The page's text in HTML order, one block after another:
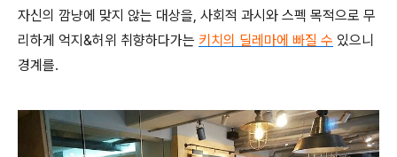
자신의 깜냥에 맞지 않는 대상을, 사회적 과시와 스펙 목적으로 무
리하게 억지&허위 취향하다가는 키치의 딜레마에 빠질 수 있으니
경계를.